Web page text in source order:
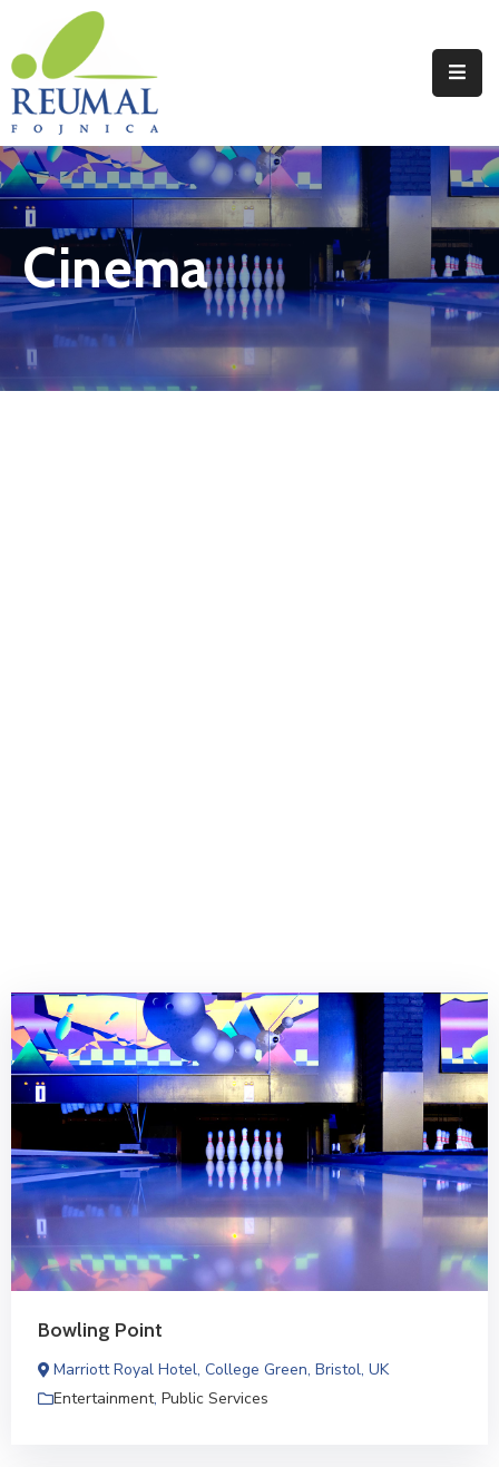
Naslovna
Reumal
Liječenje
Programi
Wellness
Novosti
Cinema
Bowling Point
Marriott Royal Hotel, College Green, Bristol, UK
Entertainment, Public Services